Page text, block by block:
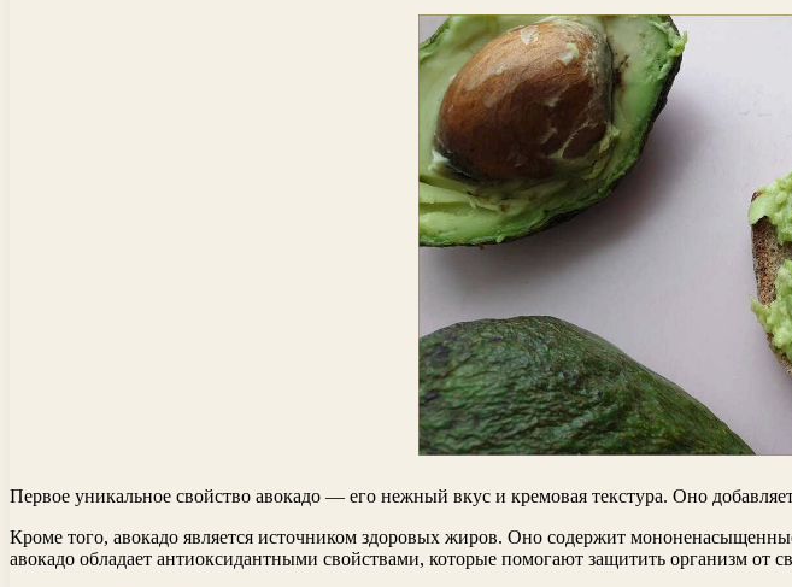
Первое уникальное свойство авокадо — его нежный вкус и кремовая текстура. Оно
Кроме того, авокадо является источником здоровых жиров. Оно содержит
авокадо обладает антиоксидантными свойствами, которые помогают защитить организм от